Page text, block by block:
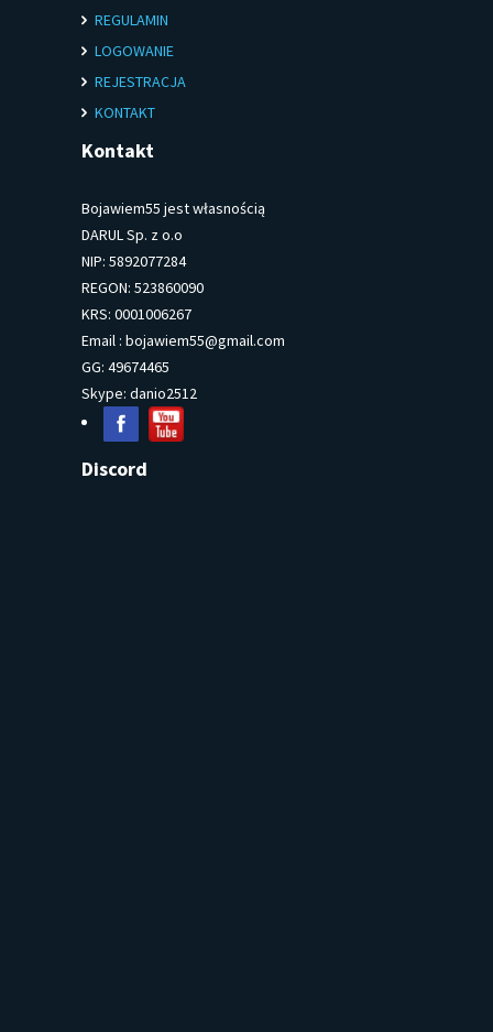
REGULAMIN
LOGOWANIE
REJESTRACJA
KONTAKT
Kontakt
Bojawiem55 jest własnością
DARUL Sp. z o.o
NIP: 5892077284
REGON: 523860090
KRS: 0001006267
Email : bojawiem55@gmail.com
GG: 49674465
Skype: danio2512
Discord